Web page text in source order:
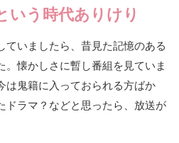
いう時代ありけり
ていましたら、昔見た記憶のある
。懐かしさに暫し番組を見ていま
は鬼籍に入っておられる方ばか
ドラマ？などと思ったら、放送が